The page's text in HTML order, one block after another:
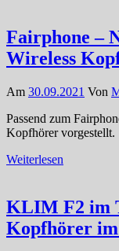
Fairphone –
Wireless
Am 30.09.2021 Von
Passend zum
Kopfhörer vorgestellt.
Weiterlesen
KLIM F2 im
Kopfhörer im